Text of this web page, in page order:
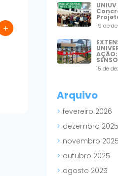
UNIUV
19 de
15 de
Arquivo
fevereiro 2026
dezembro 2025
novembro 2025
outubro 2025
agosto 2025